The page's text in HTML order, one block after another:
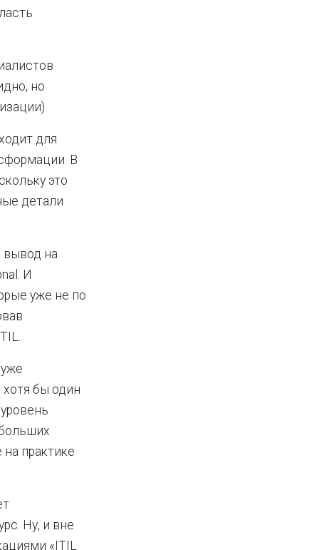
но
для
В
это
детали
на
И
уже не по
хотя бы один
уровень
практике
Ну, и вне
«ITIL